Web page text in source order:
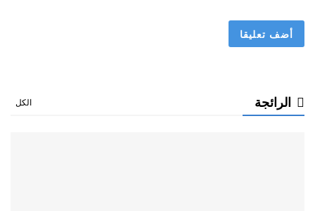
الرائجة الكل